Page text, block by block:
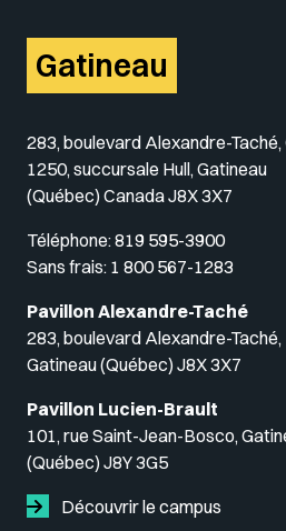
Gatineau
283, boulevard Alexandre-Taché,
1250, succursale Hull, Gatineau
(Québec) Canada J8X 3X7
Téléphone:819 595-3900
Sans frais: 1 800 567-1283
Pavillon Alexandre-Taché
283, boulevard Alexandre-Taché,
Gatineau (Québec) J8X 3X7
Pavillon Lucien-Brault
101, rue Saint-Jean-Bosco,
(Québec) J8Y 3G5
Découvrir le campus